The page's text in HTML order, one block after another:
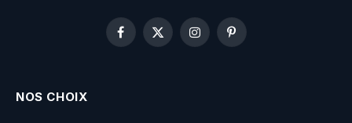
Facebook
X
InstagramPinterest
NOS CHOIX